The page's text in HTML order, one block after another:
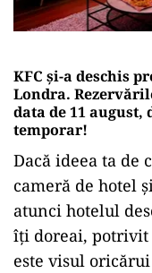
KFC și-a deschis
Londra.
data de 11
temporar!
Dacă ideea ta de
cameră de hotel
atunci hotelul
îți doreai, potrivit
este visul